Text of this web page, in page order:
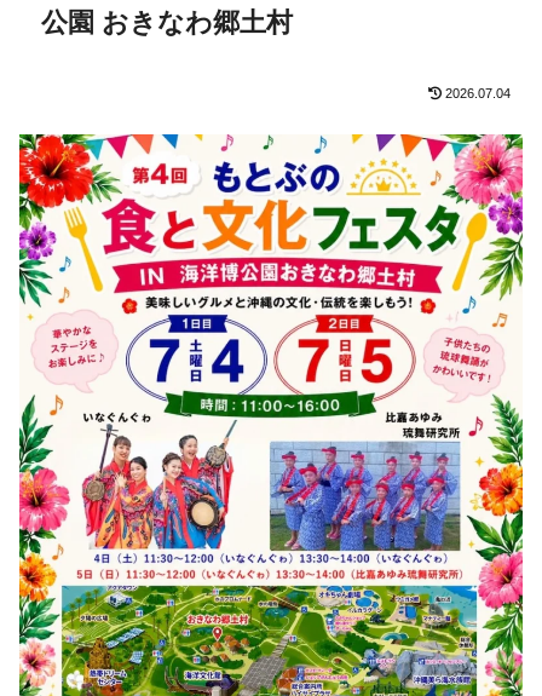
公園 おきなわ郷土村
2026.07.04